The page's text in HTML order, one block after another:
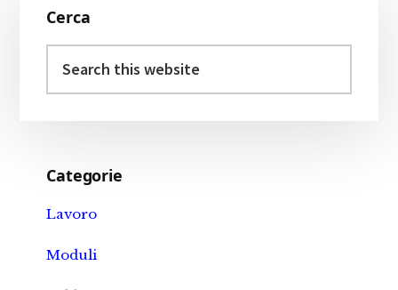
Sidebar
Cerca
this
Categorie
Lavoro
Moduli